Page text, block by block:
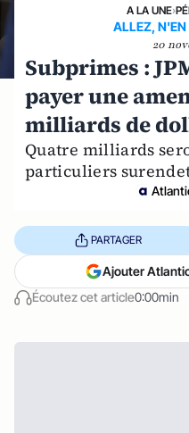
A LA UNE›
ALLEZ, N'EN
20
Subprimes :
payer une
milliards de
Quatre milliards
particuliers
Écoutez cet article0:00min
PARTAGER
Ajouter